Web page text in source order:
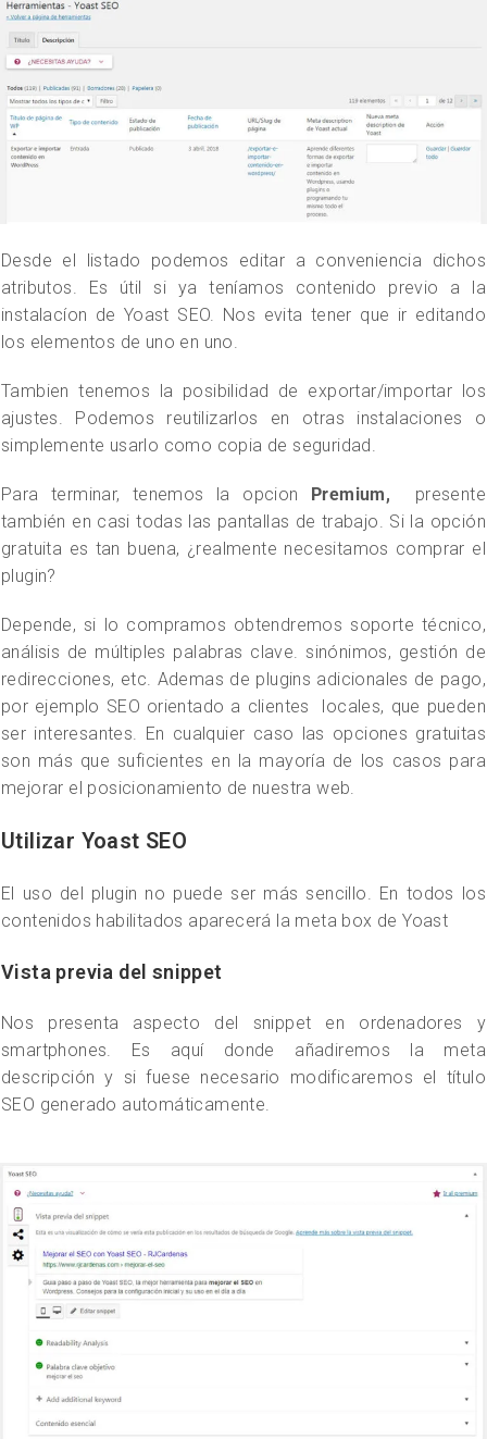
Desde el listado podemos editar a conveniencia dichos
atributos. Es útil si ya teníamos contenido previo a la
instalacíon de Yoast SEO. Nos evita tener que ir editando
los elementos de uno en uno.
Tambien tenemos la posibilidad de exportar/importar los
ajustes. Podemos reutilizarlos en otras instalaciones o
simplemente usarlo como copia de seguridad.
Para terminar, tenemos la opcion Premium, presente
también en casi todas las pantallas de trabajo. Si la opción
gratuita es tan buena, ¿realmente necesitamos comprar el
plugin?
Depende, si lo compramos obtendremos soporte técnico,
análisis de múltiples palabras clave. sinónimos, gestión de
redirecciones, etc. Ademas de plugins adicionales de pago,
por ejemplo SEO orientado a clientes locales, que pueden
ser interesantes. En cualquier caso las opciones gratuitas
son más que suficientes en la mayoría de los casos para
mejorar el posicionamiento de nuestra web.
Utilizar Yoast SEO
El uso del plugin no puede ser más sencillo. En todos los
contenidos habilitados aparecerá la meta box de Yoast
Vista previa del snippet
Nos presenta aspecto del snippet en ordenadores y
smartphones. Es aquí donde añadiremos la meta
descripción y si fuese necesario modificaremos el título
SEO generado automáticamente.